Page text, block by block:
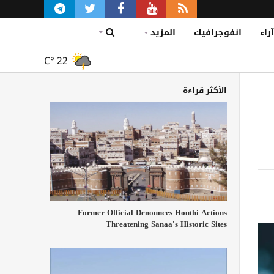
آراء انفوجرافيك المزيد
C° 22
الأكثر قراءة
Former Official Denounces Houthi Actions
Threatening Sanaa's Historic Sites